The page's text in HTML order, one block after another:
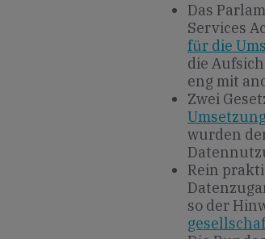
Das
Services
für die
die
eng mit
Zwei
wurden
Rein
so der